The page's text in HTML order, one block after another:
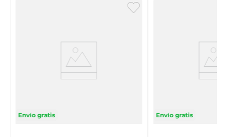
Envío gratis Envío gratis